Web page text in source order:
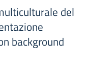
del
background